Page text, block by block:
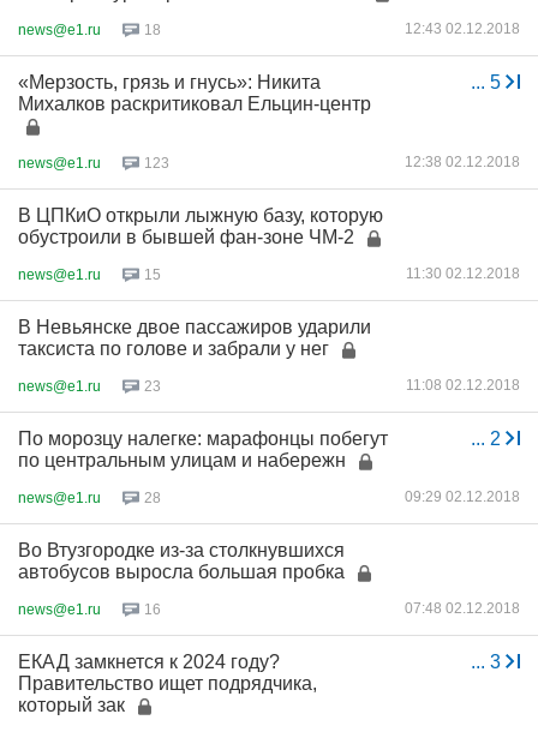
news@e1.ru 18 12:43 02.12.2018
... 5
«Мерзость, грязь и гнусь»: Никита
Михалков раскритиковал Ельцин-центр
news@e1.ru 123 12:38 02.12.2018
В ЦПКиО открыли лыжную базу, которую
обустроили в бывшей фан-зоне ЧМ-2
news@e1.ru 15 11:30 02.12.2018
В Невьянске двое пассажиров ударили
таксиста по голове и забрали у нег
news@e1.ru 23 11:08 02.12.2018
... 2
По морозцу налегке: марафонцы побегут
по центральным улицам и набережн
news@e1.ru 28 09:29 02.12.2018
Во Втузгородке из-за столкнувшихся
автобусов выросла большая пробка
news@e1.ru 16 07:48 02.12.2018
... 3
ЕКАД замкнется к 2024 году?
Правительство ищет подрядчика,
который зак